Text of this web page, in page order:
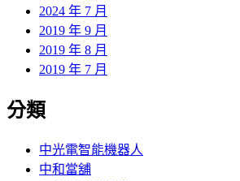
2024 年 7 月
2019 年 9 月
2019 年 8 月
2019 年 7 月
分類
中光電智能機器人
中和當舖